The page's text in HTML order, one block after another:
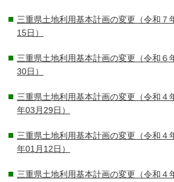
三重県土地利用基本計画の変更（令和７
15日）
三重県土地利用基本計画の変更（令和６
30日）
三重県土地利用基本計画の変更（令和４
年03月29日）
三重県土地利用基本計画の変更（令和４
年01月12日）
三重県土地利用基本計画の変更（令和４